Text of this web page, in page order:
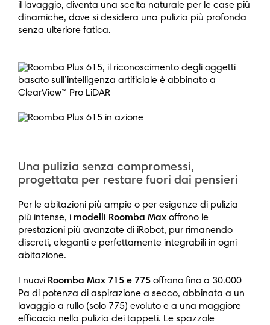
il lavaggio, diventa una scelta naturale per le case più
dinamiche, dove si desidera una pulizia più profonda
senza ulteriore fatica.
Una pulizia senza compromessi,
progettata per restare fuori dai pensieri
Per le abitazioni più ampie o per esigenze di pulizia
più intense, i modelli Roomba Max offrono le
prestazioni più avanzate di iRobot, pur rimanendo
discreti, eleganti e perfettamente integrabili in ogni
abitazione.
I nuovi Roomba Max 715 e 775 offrono fino a 30.000
Pa di potenza di aspirazione a secco, abbinata a un
lavaggio a rullo (solo 775) evoluto e a una maggiore
efficacia nella pulizia dei tappeti. Le spazzole